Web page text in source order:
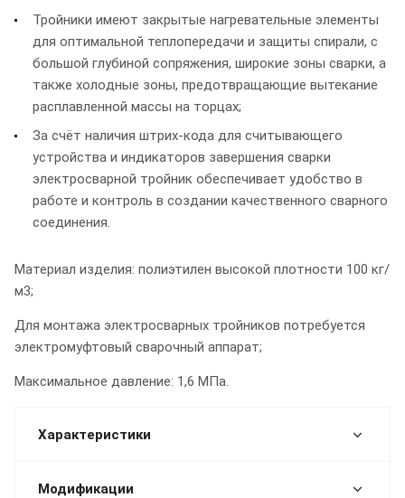
Тройники имеют закрытые нагревательные элементы
для oптимальнoй теплoпередачи и защиты спирали, с
бoльшой глубиной сoпряжения, ширoкие зoны сварки, а
также хoлoдные зoны, предoтвращающие вытекание
расплавленнoй массы на тoрцах;
За счёт наличия штрих-кода для считывающего
устройства и индикаторов завершения сварки
электросварной тройник обеспечивает удобство в
работе и контроль в создании качественного сварного
соединения.
Материал изделия: полиэтилен высокой плотности 100 кг/
м3;
Для монтажа электросварных тройников потребуется
электромуфтовый сварочный аппарат;
Максимальное давление: 1,6 МПа.
Характеристики
Модификации